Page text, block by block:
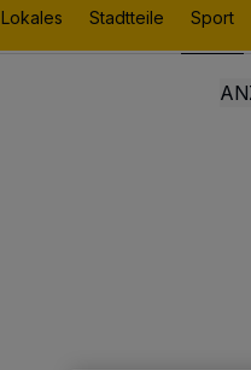
Lokales Stadtteile Sport